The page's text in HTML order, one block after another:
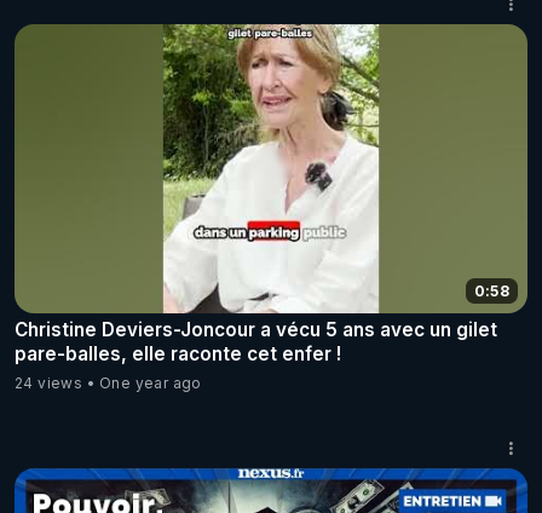
0:58
Christine Deviers-Joncour a vécu 5 ans avec un gilet
pare-balles, elle raconte cet enfer !
24 views One year ago